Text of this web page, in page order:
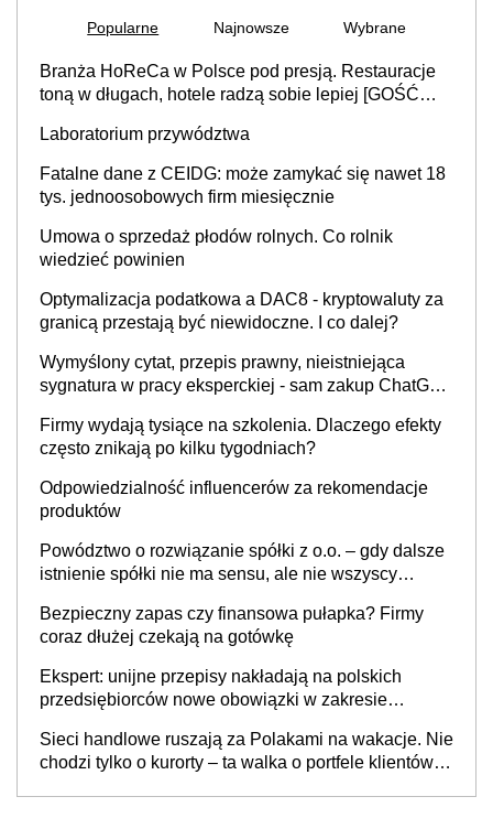
Popularne Najnowsze Wybrane
Branża HoReCa w Polsce pod presją. Restauracje
toną w długach, hotele radzą sobie lepiej [GOŚĆ
Laboratorium przywództwa
Fatalne dane z CEIDG: może zamykać się nawet 18
tys. jednoosobowych firm miesięcznie
Umowa o sprzedaż płodów rolnych. Co rolnik
wiedzieć powinien
Optymalizacja podatkowa a DAC8 - kryptowaluty za
granicą przestają być niewidoczne. I co dalej?
Wymyślony cytat, przepis prawny, nieistniejąca
sygnatura w pracy eksperckiej - sam zakup ChatGPT
Firmy wydają tysiące na szkolenia. Dlaczego efekty
często znikają po kilku tygodniach?
Odpowiedzialność influencerów za rekomendacje
produktów
Powództwo o rozwiązanie spółki z o.o. – gdy dalsze
istnienie spółki nie ma sensu, ale nie wszyscy
Bezpieczny zapas czy finansowa pułapka? Firmy
coraz dłużej czekają na gotówkę
Ekspert: unijne przepisy nakładają na polskich
przedsiębiorców nowe obowiązki w zakresie
Sieci handlowe ruszają za Polakami na wakacje. Nie
chodzi tylko o kurorty – ta walka o portfele klientów